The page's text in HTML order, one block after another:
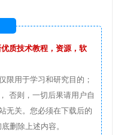
质技术教程，资源，软
限用于学习和研究目的；
否则，一切后果请用户自
无关。您必须在下载后的
删除上述内容。